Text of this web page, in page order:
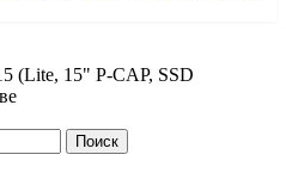
(Lite, 15" P-CAP, SSD